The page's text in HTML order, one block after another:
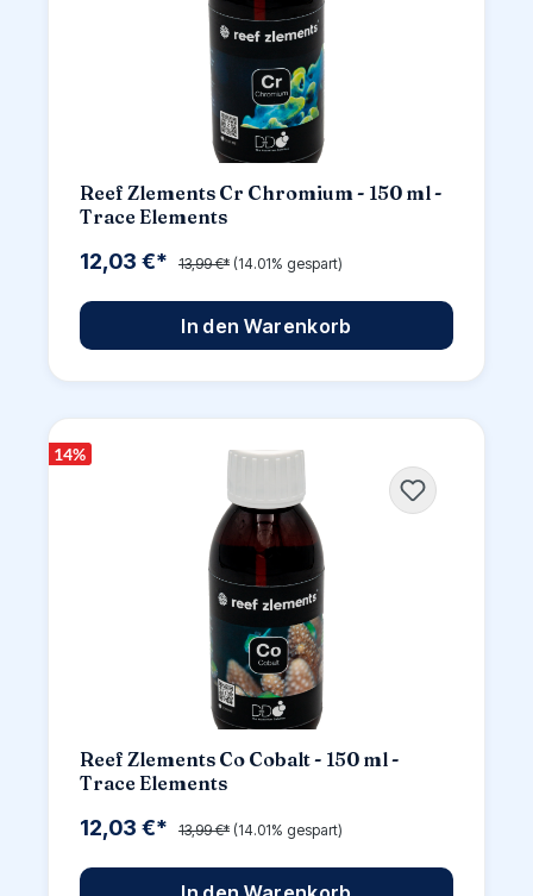
Reef Zlements Cr Chromium - 150 ml -
Trace Elements
12,03 €* 13,99 €* (14.01% gespart)
In den Warenkorb
14%
Reef Zlements Co Cobalt - 150 ml -
Trace Elements
12,03 €* 13,99 €* (14.01% gespart)